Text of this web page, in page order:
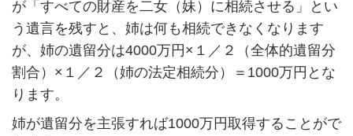
が「すべての財産を二女（妹）に相続させる」とい
う遺言を残すと、姉は何も相続できなくなります
が、姉の遺留分は4000万円×１／２（全体的遺留分
割合）×１／２（姉の法定相続分）＝ 1000万円とな
ります。
姉が遺留分を主張すれば1000万円取得することがで